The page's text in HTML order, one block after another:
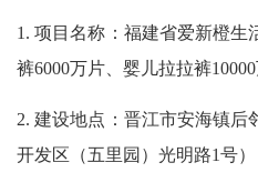
1.项目名称：福建省爱新橙生
裤6000万片、婴儿拉拉裤
2.建设地点：晋江市安海镇后
开发区（五里园）光明路1号）